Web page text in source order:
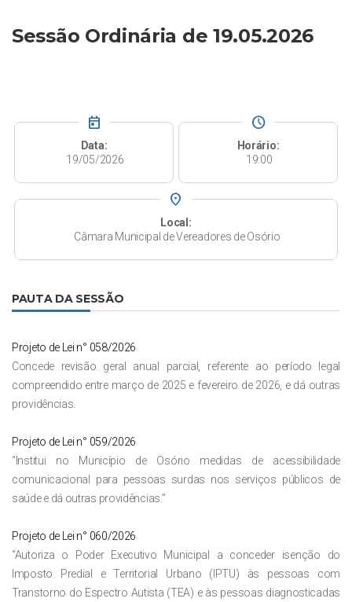
Sessão Ordinária de 19.05.2026
today
Data:
19/05/2026
schedule
Horário:
19:00
place
Local:
Câmara Municipal de Vereadores de Osório
PAUTA DA SESSÃO
Projeto de Lei n° 058/2026
Concede revisão geral anual parcial, referente ao período legal
compreendido entre março de 2025 e fevereiro de 2026, e dá outras
providências.
Projeto de Lei n° 059/2026
“Institui no Município de Osório medidas de acessibilidade
comunicacional para pessoas surdas nos serviços públicos de
saúde e dá outras providências.”
Projeto de Lei n° 060/2026
“Autoriza o Poder Executivo Municipal a conceder isenção do
Imposto Predial e Territorial Urbano (IPTU) às pessoas com
Transtorno do Espectro Autista (TEA) e às pessoas diagnosticadas